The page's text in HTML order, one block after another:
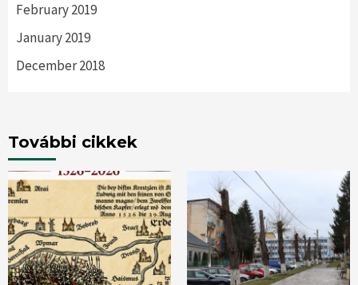
February 2019
January 2019
December 2018
További cikkek